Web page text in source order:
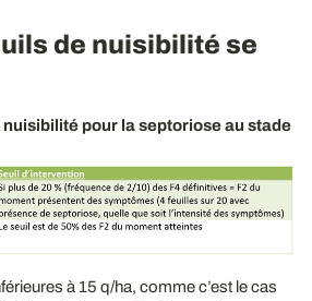
de nuisibilité se
nuisibilité pour la septoriose au stade
à 15 q/ha, comme c’est le cas